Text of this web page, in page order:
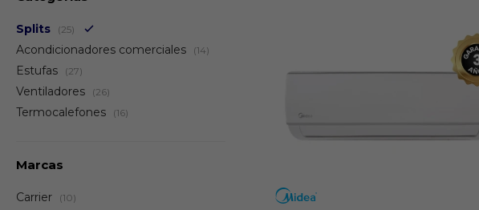
Splits (25)
Acondicionadores comerciales (14)
Estufas (27)
Ventiladores (26)
Termocalefones (16)
Marcas
Carrier (10)